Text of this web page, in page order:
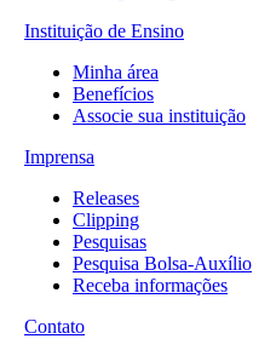
Instituição de Ensino
Minha área
Benefícios
Associe sua instituição
Imprensa
Releases
Clipping
Pesquisas
Pesquisa Bolsa-Auxílio
Receba informações
Contato